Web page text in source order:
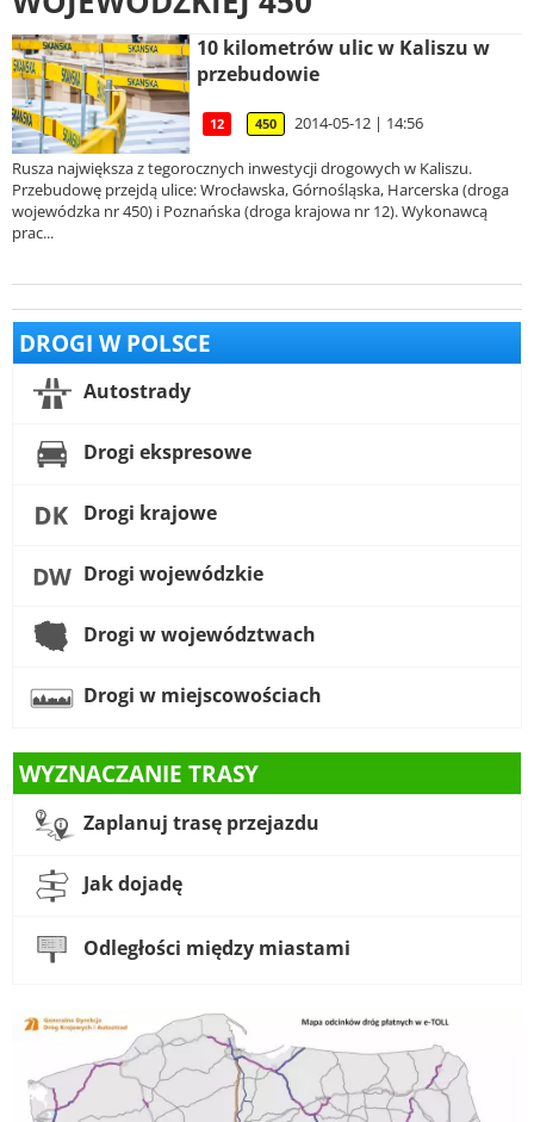
10 kilometrów ulic w Kaliszu w
przebudowie
12 450 2014-05-12 | 14:56
Rusza największa z tegorocznych inwestycji drogowych w Kaliszu.
Przebudowę przejdą ulice: Wrocławska, Górnośląska, Harcerska (droga
wojewódzka nr 450) i Poznańska (droga krajowa nr 12). Wykonawcą
prac...
DROGI W POLSCE
Autostrady
Drogi ekspresowe
Drogi krajowe
Drogi wojewódzkie
Drogi w województwach
Drogi w miejscowościach
WYZNACZANIE TRASY
Zaplanuj trasę przejazdu
Jak dojadę
Odległości między miastami